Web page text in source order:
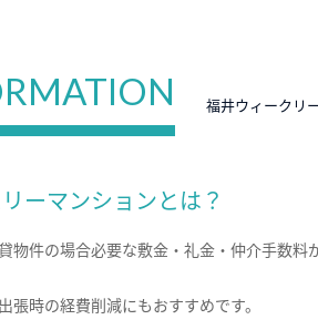
福井ウィークリ
ーマンションとは？
物件の場合必要な敷金・礼金・仲介手数料
張時の経費削減にもおすすめです。